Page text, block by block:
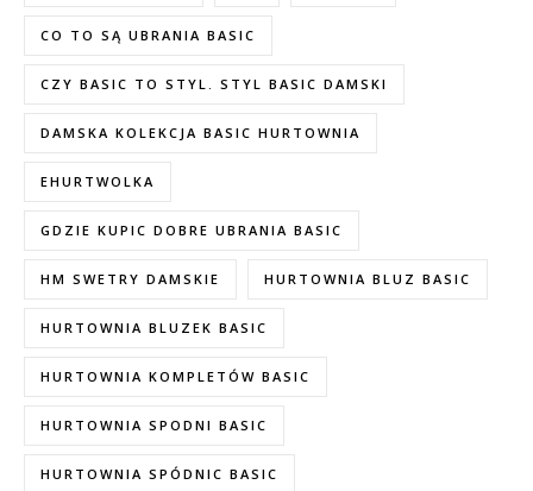
CO TO SĄ UBRANIA BASIC
CZY BASIC TO STYL. STYL BASIC DAMSKI
DAMSKA KOLEKCJA BASIC HURTOWNIA
EHURTWOLKA
GDZIE KUPIC DOBRE UBRANIA BASIC
HM SWETRY DAMSKIE HURTOWNIA BLUZ BASIC
HURTOWNIA BLUZEK BASIC
HURTOWNIA KOMPLETÓW BASIC
HURTOWNIA SPODNI BASIC
HURTOWNIA SPÓDNIC BASIC